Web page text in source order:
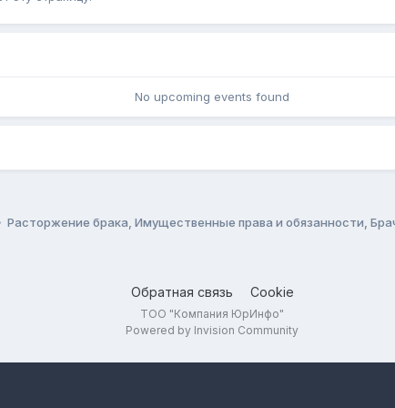
No upcoming events found
Расторжение брака, Имущественные права и обязанности,
Обратная связь Cookie
ТОО "Компания ЮрИнфо"
Powered by Invision Community